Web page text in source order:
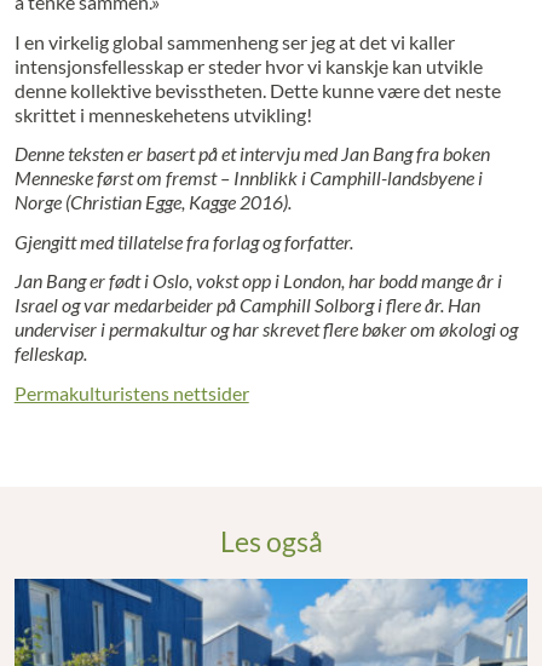
I en virkelig global sammenheng ser jeg at det vi kaller
intensjonsfellesskap er steder hvor vi kanskje kan utvikle
denne kollektive bevisstheten. Dette kunne være det neste
skrittet i menneskehetens utvikling!
Denne teksten er basert på et intervju med Jan Bang fra boken
Menneske først om fremst – Innblikk i Camphill-landsbyene i
Norge (Christian Egge, Kagge 2016).
Gjengitt med tillatelse fra forlag og forfatter.
Jan Bang er født i Oslo, vokst opp i London, har bodd mange år i
Israel og var medarbeider på Camphill Solborg i flere år. Han
underviser i permakultur og har skrevet flere bøker om økologi og
felleskap.
Permakulturistens nettsider
Les også